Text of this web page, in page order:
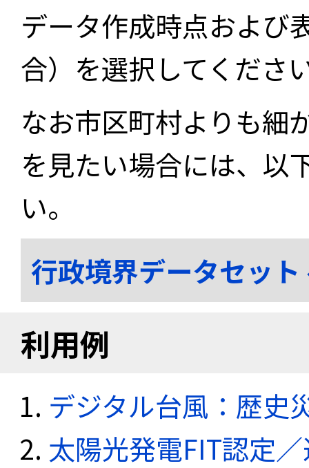
データ作成時点および
合）を選択してくださ
なお市区町村よりも細
を見たい場合には、以
い。
行政境界データセッ
利用例
デジタル台風：歴史
太陽光発電FIT認定